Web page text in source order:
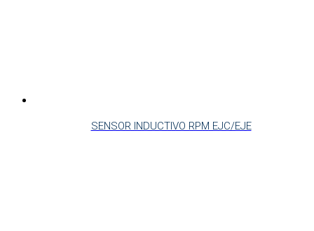
SENSOR INDUCTIVO RPM EJC/EJE